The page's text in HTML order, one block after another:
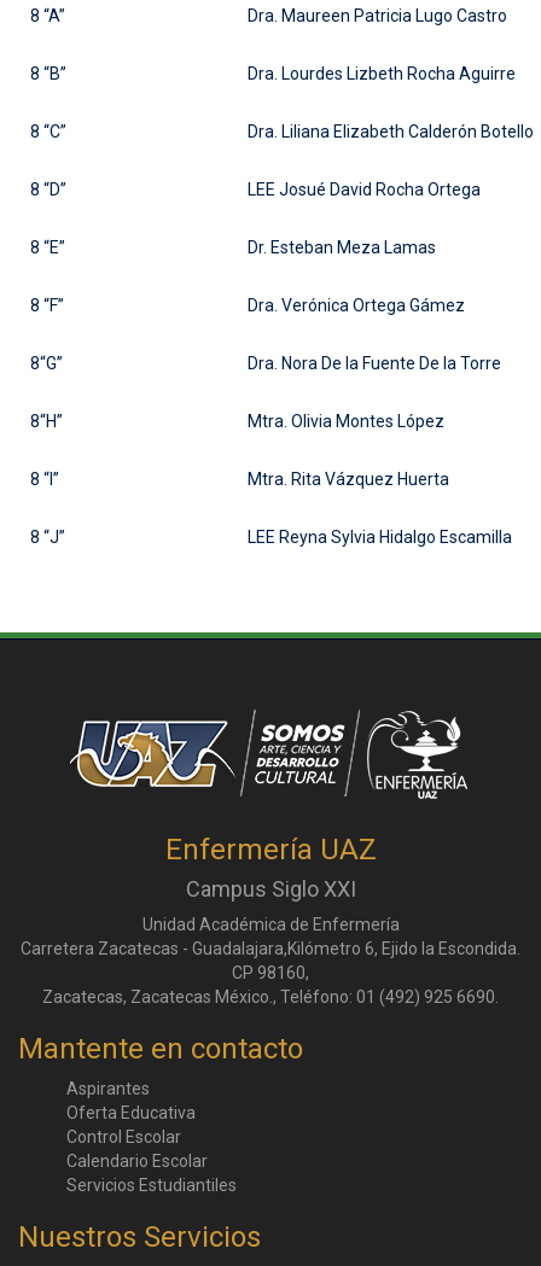
8 “A” Dra. Maureen Patricia Lugo Castro
8 “B” Dra. Lourdes Lizbeth Rocha Aguirre
8 “C” Dra. Liliana Elizabeth Calderón Botello
8 “D” LEE Josué David Rocha Ortega
8 “E” Dr. Esteban Meza Lamas
8 “F” Dra. Verónica Ortega Gámez
8“G” Dra. Nora De la Fuente De la Torre
8“H” Mtra. Olivia Montes López
8 “I” Mtra. Rita Vázquez Huerta
8 “J” LEE Reyna Sylvia Hidalgo Escamilla
Enfermería UAZ
Campus Siglo XXI
Unidad Académica de Enfermería
Carretera Zacatecas - Guadalajara,Kilómetro 6, Ejido la Escondida.
CP 98160,
Zacatecas, Zacatecas México., Teléfono: 01 (492) 925 6690.
Mantente en contacto
Aspirantes
Oferta Educativa
Control Escolar
Calendario Escolar
Servicios Estudiantiles
Nuestros Servicios